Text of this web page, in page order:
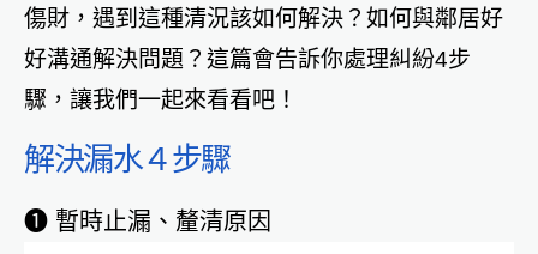
傷財，遇到這種清況該如何解決？如何與鄰居好
好溝通解決問題？這篇會告訴你處理糾紛4步
驟，讓我們一起來看看吧！
解決漏水４步驟
➊ 暫時止漏、釐清原因